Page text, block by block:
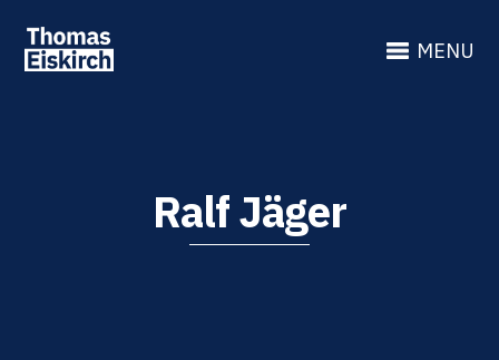
MENU
Ralf Jäger